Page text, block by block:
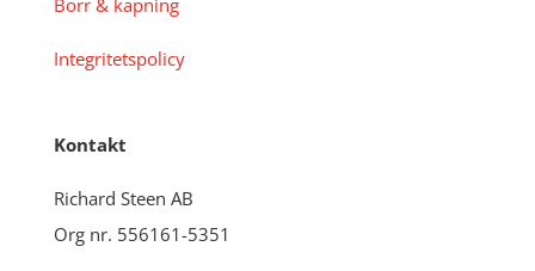
Borr & kapning
Integritetspolicy
Kontakt
Richard Steen AB
Org nr. 556161-5351